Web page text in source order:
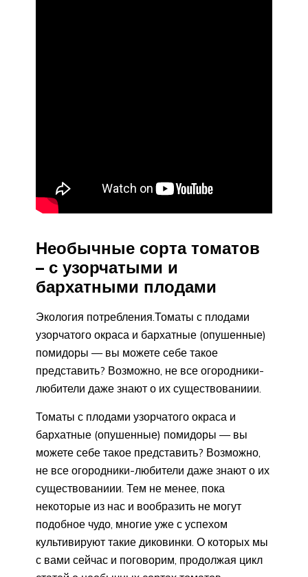
Необычные сорта томатов
– с узорчатыми и
бархатными плодами
Экология потребления.Томаты с плодами
узорчатого окраса и бархатные (опушенные)
помидоры — вы можете себе такое
представить? Возможно, не все огородники-
любители даже знают о их существованиии.
Томаты с плодами узорчатого окраса и
бархатные (опушенные) помидоры — вы
можете себе такое представить? Возможно,
не все огородники-любители даже знают о их
существованиии. Тем не менее, пока
некоторые из нас и вообразить не могут
подобное чудо, многие уже с успехом
культивируют такие диковинки. О которых мы
с вами сейчас и поговорим, продолжая цикл